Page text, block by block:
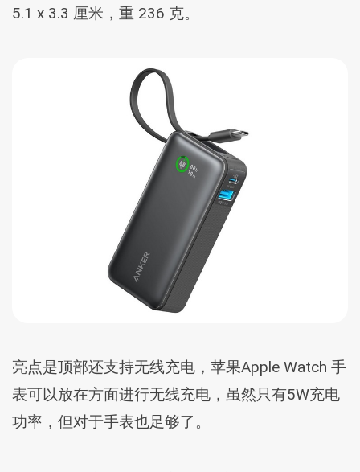
5.1 x 3.3 厘米，重 236 克。
亮点是顶部还支持无线充电，苹果Apple Watch 手
表可以放在方面进行无线充电，虽然只有5W充电
功率，但对于手表也足够了。